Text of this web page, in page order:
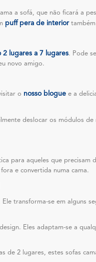
a sofá, que não ficará a
puff pera de interiortambém
2 lugares a 7 lugares. Pode
novo amigo.
o nosso blogue e a
deslocar os módulos
para aqueles que precisam
e convertida numa cama.
transforma-se em alguns
Eles adaptam-se a
de 2 lugares, estes sofas